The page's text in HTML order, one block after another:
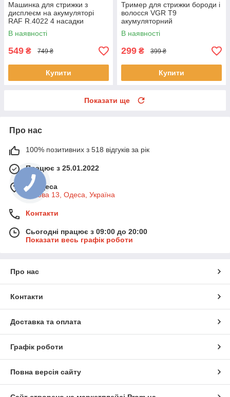
Машинка для стрижки з
дисплеєм на акумуляторі
RAF R.4022 4 насадки
В наявності
549 ₴ 749 ₴
Купити
Тример для стрижки бороди і
волосся VGR T9
акумуляторний
В наявності
299 ₴ 399 ₴
Купити
Показати ще
Про нас
100% позитивних з 518 відгуків за рік
Працює з 25.01.2022
м. Одеса
Базова 13, Одеса, Україна
Контакти
Сьогодні працює з 09:00 до 20:00
Показати весь графік роботи
Про нас
Контакти
Доставка та оплата
Графік роботи
Повна версія сайту